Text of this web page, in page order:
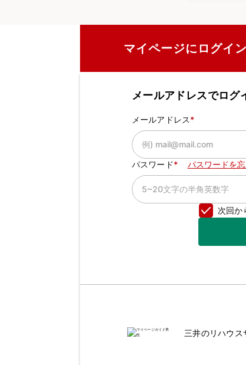
マイページにログイ
メールアドレスでログ
メールアドレス
パスワード パスワードを
次回か
三井のリハウス